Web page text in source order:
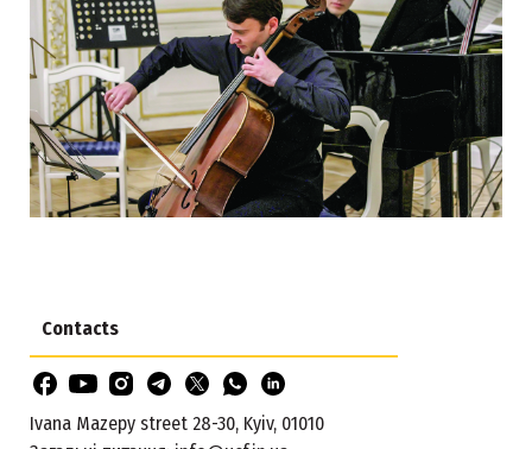
Contacts
Ivana Mazepy street 28-30, Kyiv, 01010